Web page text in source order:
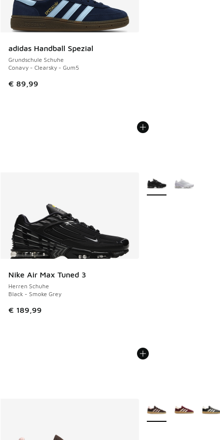
adidas Handball Spezial
Grundschule Schuhe
Conavy - Clearsky - Gum5
€ 89,99
Nike Air Max Tuned 3
Herren Schuhe
Black - Smoke Grey
€ 189,99
Weitere Farben
Weitere Farben